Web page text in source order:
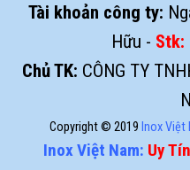
Tài khoản công ty:
Hữu - Stk:
Chủ TK: CÔNG TY
Copyright © 2019 Inox Việt
Inox Việt Nam: Uy